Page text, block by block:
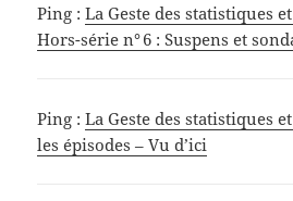
Ping :La Geste des statistiques
Hors-série n° 6 : Suspens et
Ping :La Geste des statistiques
les épisodes – Vu d’ici